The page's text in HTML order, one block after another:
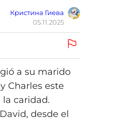
Кристина Гиева
05.11.2025
a su marido
Charles este
la caridad.
desde el